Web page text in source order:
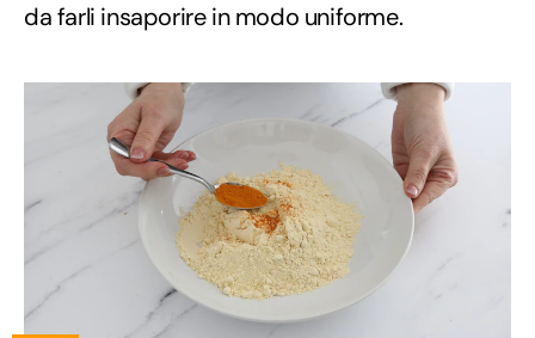
da farli insaporire in modo uniforme.